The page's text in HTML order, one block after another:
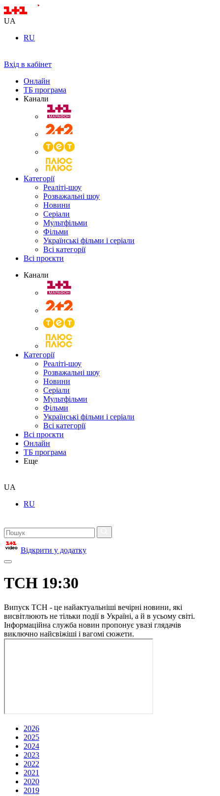
UA
RU
Вхід в кабінет
Онлайн
ТБ програма
Канали
Категорії
Реаліті-шоу
Розважальні шоу
Новини
Серіали
Мультфільми
Фільми
Українські фільми і серіали
Всі категорії
Всі проєкти
Канали
Категорії
Реаліті-шоу
Розважальні шоу
Новини
Серіали
Мультфільми
Фільми
Українські фільми і серіали
Всі категорії
Всі проєкти
Онлайн
ТБ програма
Еще
UA
RU
Відкрити у додатку
ТСН 19:30
Випуск ТСН - це найактуальніші вечірні новини, які
висвітлюють не тільки події в Україні, а й в усьому світі.
Інформаційна служба новин пропонує увазі глядачів
виключно найсвіжіші і вагомі сюжети.
2026
2025
2024
2023
2022
2021
2020
2019